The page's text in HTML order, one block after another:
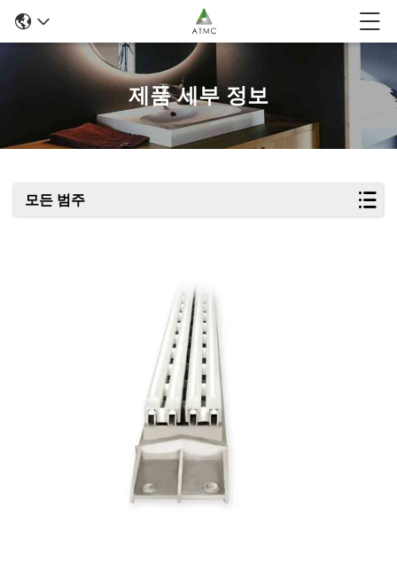
제품 세부 정보
모든 범주